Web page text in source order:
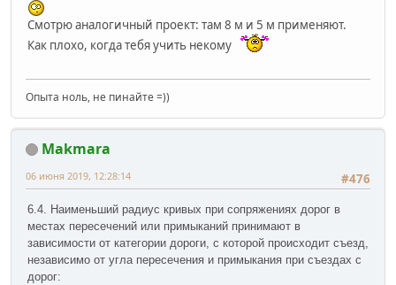
Смотрю аналогичный проект: там 8 м и 5 м применяют.
Как плохо, когда тебя учить некому
Опыта ноль, не пинайте =))
Makmara
#476
06 июня 2019, 12:28:14
6.4. Наименьший радиус кривых при сопряжениях дорог в
местах пересечений или примыканий принимают в
зависимости от категории дороги, с которой происходит съезд,
независимо от угла пересечения и примыкания при съездах с
дорог: